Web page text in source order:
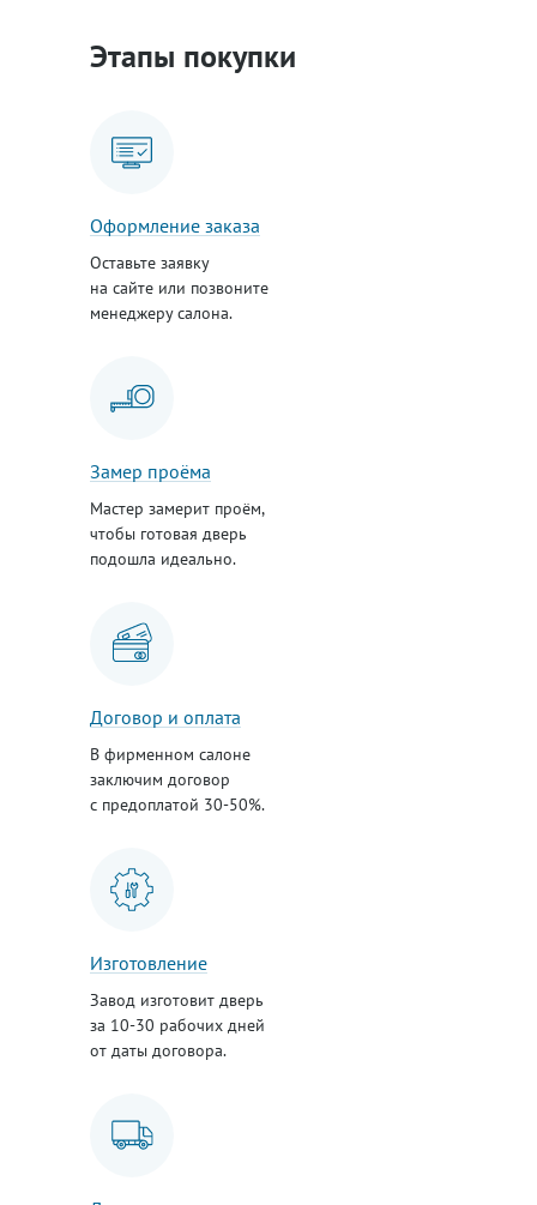
Этапы покупки
Оформление заказа
Оставьте заявку
на сайте или позвоните
менеджеру салона.
Замер проёма
Мастер замерит проём,
чтобы готовая дверь
подошла идеально.
Договор и оплата
В фирменном салоне
заключим договор
с предоплатой 30-50%.
Изготовление
Завод изготовит дверь
за 10-30 рабочих дней
от даты договора.